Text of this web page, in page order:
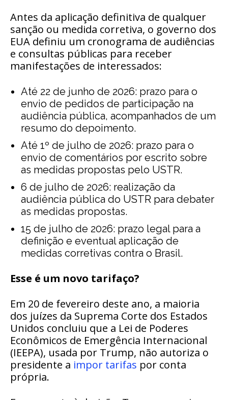
Antes da aplicação definitiva de qualquer
sanção ou medida corretiva, o governo dos
EUA definiu um cronograma de audiências
e consultas públicas para receber
manifestações de interessados:
Até 22 de junho de 2026: prazo para o
envio de pedidos de participação na
audiência pública, acompanhados de um
resumo do depoimento.
Até 1º de julho de 2026: prazo para o
envio de comentários por escrito sobre
as medidas propostas pelo USTR.
6 de julho de 2026: realização da
audiência pública do USTR para debater
as medidas propostas.
15 de julho de 2026: prazo legal para a
definição e eventual aplicação de
medidas corretivas contra o Brasil.
Esse é um novo tarifaço?
Em 20 de fevereiro deste ano, a maioria
dos juízes da Suprema Corte dos Estados
Unidos concluiu que a Lei de Poderes
Econômicos de Emergência Internacional
(IEEPA), usada por Trump, não autoriza o
presidente a impor tarifas por conta
própria.